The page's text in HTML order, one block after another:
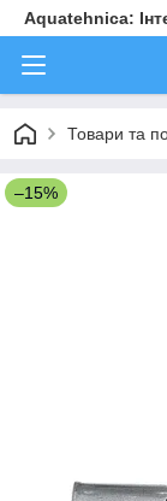
Aquatehnica:
Товари та
–15%